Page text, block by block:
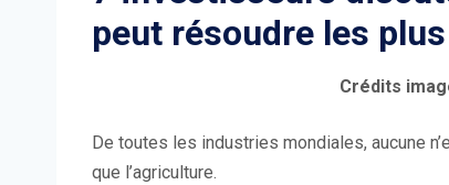
peut résoudre les
Crédits
De toutes les industries mondiales, aucune
que l’agriculture.